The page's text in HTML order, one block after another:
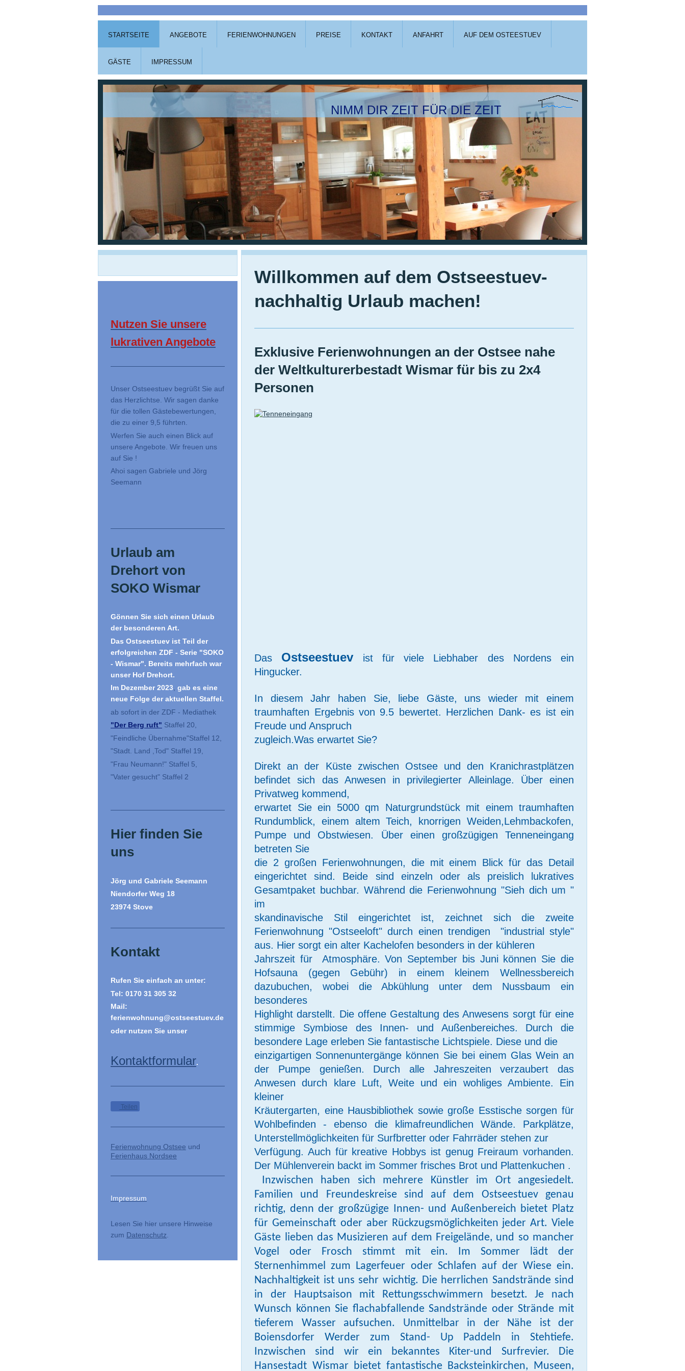
STARTSEITE ANGEBOTE FERIENWOHNUNGEN PREISE KONTAKT ANFAHRT AUF DEM OSTEESTUEV
GÄSTE IMPRESSUM
NIMM DIR ZEIT FÜR DIE ZEIT
Willkommen auf dem Ostseestuev-
nachhaltig Urlaub machen!
Exklusive Ferienwohnungen an der Ostsee nahe
der Weltkulturerbestadt Wismar für bis zu 2x4
Personen
Das Ostseestuev ist für viele Liebhaber des Nordens ein
Hingucker.
In diesem Jahr haben Sie, liebe Gäste, uns wieder mit einem
traumhaften Ergebnis von 9.5 bewertet. Herzlichen Dank- es ist ein
Freude und Anspruch
zugleich.Was erwartet Sie?
Direkt an der Küste zwischen Ostsee und den Kranichrastplätzen
befindet sich das Anwesen in privilegierter Alleinlage. Über einen
Privatweg kommend,
erwartet Sie ein 5000 qm Naturgrundstück mit einem traumhaften
Rundumblick, einem altem Teich, knorrigen Weiden,Lehmbackofen,
Pumpe und Obstwiesen. Über einen großzügigen Tenneneingang
betreten Sie
die 2 großen Ferienwohnungen, die mit einem Blick für das Detail
eingerichtet sind. Beide sind einzeln oder als preislich lukratives
Gesamtpaket buchbar. Während die Ferienwohnung "Sieh dich um "
im
skandinavische Stil eingerichtet ist, zeichnet sich die zweite
Ferienwohnung "Ostseeloft" durch einen trendigen  "industrial style"
aus. Hier sorgt ein alter Kachelofen besonders in der kühleren
Jahrszeit für  Atmosphäre. Von September bis Juni können Sie die
Hofsauna (gegen Gebühr) in einem kleinem Wellnessbereich
dazubuchen, wobei die Abkühlung unter dem Nussbaum ein
besonderes
Highlight darstellt. Die offene Gestaltung des Anwesens sorgt für eine
stimmige Symbiose des Innen- und Außenbereiches. Durch die
besondere Lage erleben Sie fantastische Lichtspiele. Diese und die
einzigartigen Sonnenuntergänge können Sie bei einem Glas Wein an
der Pumpe genießen. Durch alle Jahreszeiten verzaubert das
Anwesen durch klare Luft, Weite und ein wohliges Ambiente. Ein
kleiner
Kräutergarten, eine Hausbibliothek sowie große Esstische sorgen für
Wohlbefinden - ebenso die klimafreundlichen Wände. Parkplätze,
Unterstellmöglichkeiten für Surfbretter oder Fahrräder stehen zur
Verfügung. Auch für kreative Hobbys ist genug Freiraum vorhanden.
Der Mühlenverein backt im Sommer frisches Brot und Plattenkuchen .
Inzwischen haben sich mehrere Künstler im Ort angesiedelt.
Familien und Freundeskreise sind auf dem Ostseestuev genau
richtig, denn der großzügige Innen- und Außenbereich bietet Platz
für Gemeinschaft oder aber Rückzugsmöglichkeiten jeder Art. Viele
Gäste lieben das Musizieren auf dem Freigelände, und so mancher
Vogel oder Frosch stimmt mit ein. Im Sommer lädt der
Sternenhimmel zum Lagerfeuer oder Schlafen auf der Wiese ein.
Nachhaltigkeit ist uns sehr wichtig. Die herrlichen Sandstrände sind
in der Hauptsaison mit Rettungsschwimmern besetzt. Je nach
Wunsch können Sie flachabfallende Sandstrände oder Strände mit
tieferem Wasser aufsuchen. Unmittelbar in der Nähe ist der
Boiensdorfer Werder zum Stand- Up Paddeln in Stehtiefe.
Inzwischen sind wir ein bekanntes Kiter-und Surfrevier. Die
Hansestadt Wismar bietet fantastische Backsteinkirchen, Museen,
Nutzen Sie unsere
lukrativen Angebote
Unser Ostseestuev begrüßt Sie auf
das Herzlichtse. Wir sagen danke
für die tollen Gästebewertungen,
die zu einer 9,5 führten.
Werfen Sie auch einen Blick auf
unsere Angebote. Wir freuen uns
auf Sie !
Ahoi sagen Gabriele und Jörg
Seemann
Urlaub am
Drehort von
SOKO Wismar
Gönnen Sie sich einen Urlaub
der besonderen Art.
Das Ostseestuev ist Teil der
erfolgreichen ZDF - Serie "SOKO
- Wismar". Bereits mehrfach war
unser Hof Drehort.
Im Dezember 2023 gab es eine
neue Folge der aktuellen Staffel.
ab sofort in der ZDF - Mediathek
"Der Berg ruft" Staffel 20,
"Feindliche Übernahme"Staffel 12,
"Stadt. Land ,Tod" Staffel 19,
"Frau Neumann!" Staffel 5,
"Vater gesucht" Staffel 2
Hier finden Sie
uns
Jörg und Gabriele Seemann
Niendorfer Weg 18
23974 Stove
Kontakt
Rufen Sie einfach an unter:
Tel: 0170 31 305 32
Mail:
ferienwohnung@ostseestuev.de
oder nutzen Sie unser
Kontaktformular.
Teilen
Ferienwohnung Ostsee und
Ferienhaus Nordsee
Impressum
Lesen Sie hier unsere Hinweise
zum Datenschutz